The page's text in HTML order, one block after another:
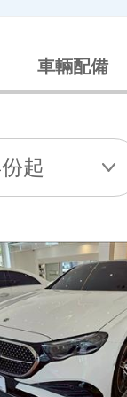
車輛配備